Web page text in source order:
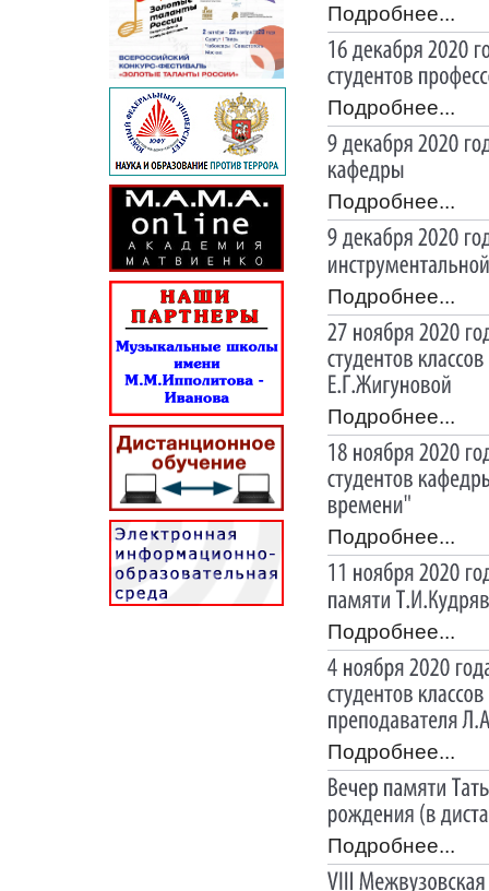
Подробнее...
Подробнее...
Подробнее...
Подробнее...
Подробнее...
Подробнее...
Подробнее...
Подробнее...
Подробнее...